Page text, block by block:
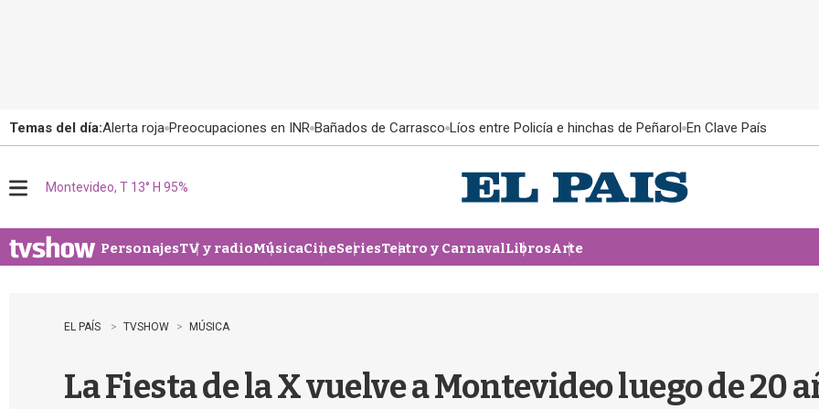
Temas del día:Alerta roja Preocupaciones en INR Bañados de Carrasco Líos entre Policía e hinchas de Peñarol En Clave País
u
Montevideo, T 13° H 95%
PersonajesTV y radioMúsicaCineSeriesTeatro y CarnavalLibrosArte
EL PAÍS TVSHOW MÚSICA
La Fiesta de la X vuelve a Montevideo luego de 20